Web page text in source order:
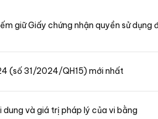
giữ Giấy chứng nhận quyền sử dụng
(số 31/2024/QH15) mới nhất
dung và giá trị pháp lý của vi bằng